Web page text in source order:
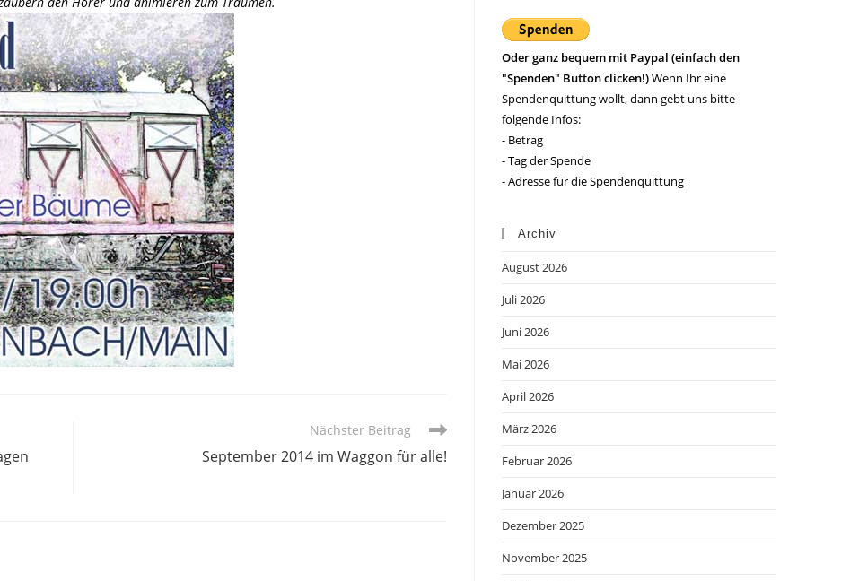
Nächster Beitrag
September 2014 im Waggon für alle!
Oder ganz bequem mit Paypal (einfach den
"Spenden" Button clicken!)Wenn Ihr eine
Spendenquittung wollt, dann gebt uns bitte
folgende Infos:
- Betrag
- Tag der Spende
- Adresse für die Spendenquittung
Archiv
August 2026
Juli 2026
Juni 2026
Mai 2026
April 2026
März 2026
Februar 2026
Januar 2026
Dezember 2025
November 2025